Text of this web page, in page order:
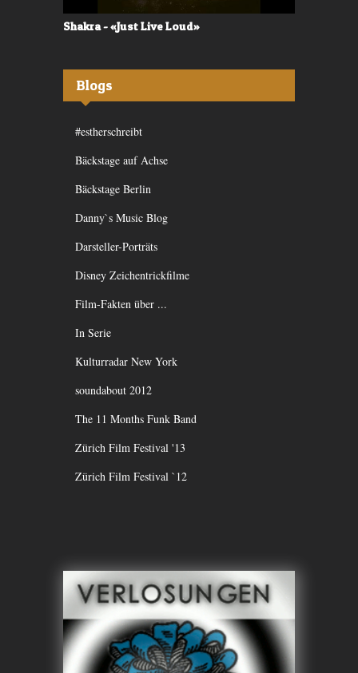
Shakra - «Just Live Loud»
Blogs
#estherschreibt
Bäckstage auf Achse
Bäckstage Berlin
Danny`s Music Blog
Darsteller-Porträts
Disney Zeichentrickfilme
Film-Fakten über ...
In Serie
Kulturradar New York
soundabout 2012
The 11 Months Funk Band
Zürich Film Festival '13
Zürich Film Festival `12